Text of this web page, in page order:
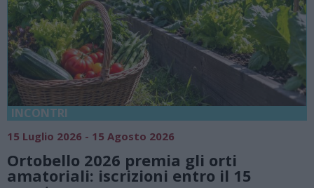
orti
il 15
18 Luglio 2026 - 15 Agosto 2026
Vivi l’estate a Villa
natura e atmosfere
Lago di Lugano